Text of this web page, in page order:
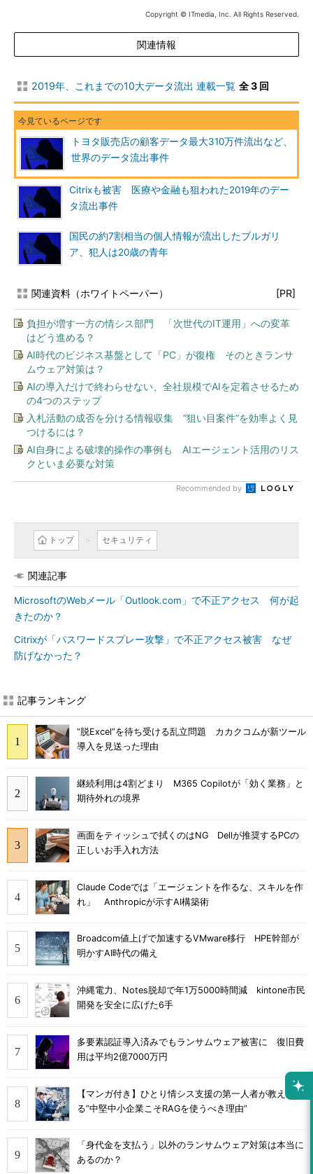
Copyright © ITmedia, Inc. All Rights Reserved.
関連情報
2019年、これまでの10大データ流出 連載一覧 全 3 回
トヨタ販売店の顧客データ最大310万件流出など、
世界のデータ流出事件
Citrixも被害 医療や金融も狙われた2019年のデー
タ流出事件
国民の約7割相当の個人情報が流出したブルガリ
ア、犯人は20歳の青年
関連資料（ホワイトペーパー） [PR]
負担が増す一方の情シス部門 「次世代のIT運用」への変革
はどう進める？
AI時代のビジネス基盤として「PC」が復権 そのときランサ
ムウェア対策は？
AIの導入だけで終わらせない、全社規模でAIを定着させるため
の4つのステップ
入札活動の成否を分ける情報収集 “狙い目案件”を効率よく見
つけるには？
AI自身による破壊的操作の事例も AIエージェント活用のリス
クといま必要な対策
Recommended by
トップ セキュリティ
関連記事
MicrosoftのWebメール「Outlook.com」で不正アクセス 何が起
きたのか？
Citrixが「パスワードスプレー攻撃」で不正アクセス被害 なぜ
防げなかった？
記事ランキング
“脱Excel”を待ち受ける乱立問題 カカクコムが新ツール
導入を見送った理由
継続利用は4割どまり M365 Copilotが「効く業務」と
期待外れの境界
画面をティッシュで拭くのはNG Dellが推奨するPCの
正しいお手入れ方法
Claude Codeでは「エージェントを作るな、スキルを作
れ」 Anthropicが示すAI構築術
Broadcom値上げで加速するVMware移行 HPE幹部が
明かすAI時代の備え
沖縄電力、Notes脱却で年1万5000時間減 kintone市民
開発を安全に広げた6手
多要素認証導入済みでもランサムウェア被害に 復旧費
用は平均2億7000万円
【マンガ付き】ひとり情シス支援の第一人者が教え
る”中堅中小企業こそRAGを使うべき理由”
「身代金を支払う」以外のランサムウェア対策は本当に
あるのか？